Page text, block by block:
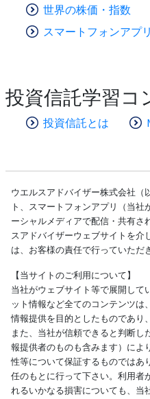
世界の株価・指数
スマートフォンアプ
投資信託学習コ
投資信託とは
ウエルスアドバイザー株式会社（
ト、スマートフォンアプリ（当社
ーシャルメディアで配信・共有さ
スアドバイザーウェブサイトを介
は、お客様の責任で行っていただ
【当サイトのご利用について】
当社がウェブサイト等で展開して
ット情報など全てのコンテンツ
情報提供を目的としたものであり
また、当社が信頼できると判断
報提供者のものも含みます）によ
性等について保証するものではあ
任のもとに行って下さい。利用者
れるいかなる損害についても、当